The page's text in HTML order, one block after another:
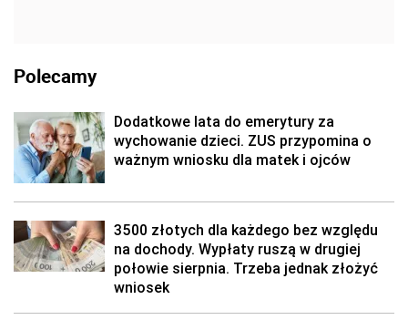
Polecamy
Dodatkowe lata do emerytury za
wychowanie dzieci. ZUS przypomina o
ważnym wniosku dla matek i ojców
3500 złotych dla każdego bez względu
na dochody. Wypłaty ruszą w drugiej
połowie sierpnia. Trzeba jednak złożyć
wniosek